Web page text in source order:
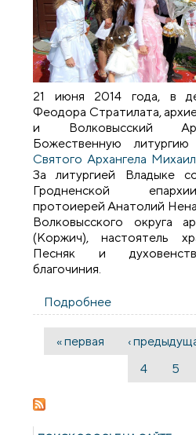
21 июня 2014 года, в
Феодора Стратилата,
и Волковысский
Божественную
Святого Архангела
За литургией Владыке
Гродненской
протоиерей Анатолий
Волковысского округа
(Коржич), настоятель
Песняк и
благочиния.
Подробнее
литургию в
Страницы
« первая ‹
4
5